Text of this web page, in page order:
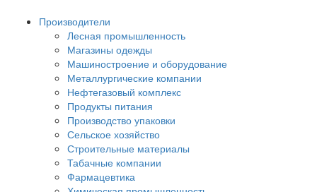
Производители
Лесная промышленность
Магазины одежды
Машиностроение и оборудование
Металлургические компании
Нефтегазовый комплекс
Продукты питания
Производство упаковки
Сельское хозяйство
Строительные материалы
Табачные компании
Фармацевтика